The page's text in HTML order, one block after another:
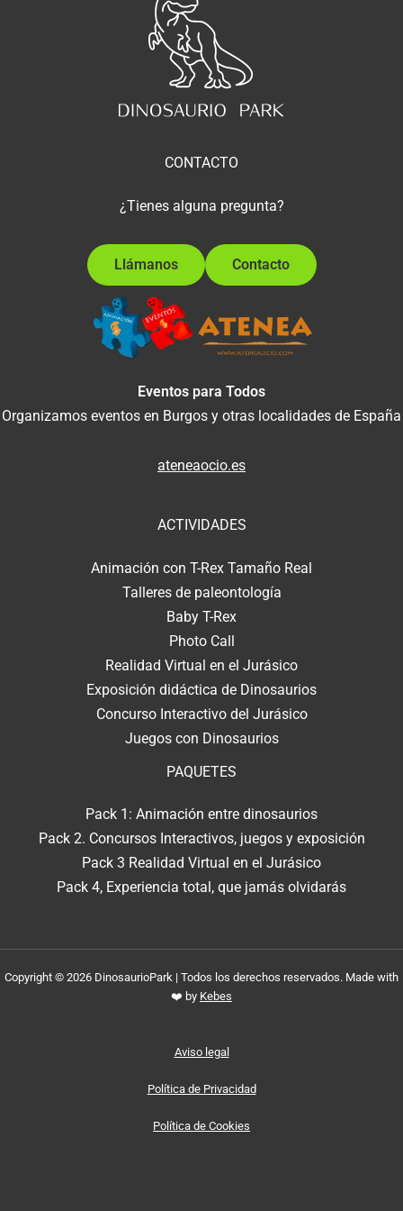
CONTACTO
¿Tienes alguna pregunta?
Llámanos Contacto
Eventos para Todos
Organizamos eventos en Burgos y otras localidades de España
ateneaocio.es
ACTIVIDADES
Animación con T-Rex Tamaño Real
Talleres de paleontología
Baby T-Rex
Photo Call
Realidad Virtual en el Jurásico
Exposición didáctica de Dinosaurios
Concurso Interactivo del Jurásico
Juegos con Dinosaurios
PAQUETES
Pack 1: Animación entre dinosaurios
Pack 2. Concursos Interactivos, juegos y exposición
Pack 3 Realidad Virtual en el Jurásico
Pack 4, Experiencia total, que jamás olvidarás
Copyright © 2026 DinosaurioPark | Todos los derechos reservados. Made with
❤️ by Kebes
Aviso legal
Política de Privacidad
Política de Cookies